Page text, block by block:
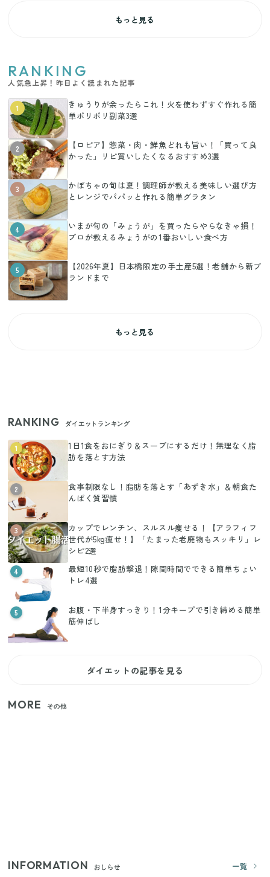
もっと見る
RANKING
人気急上昇！昨日よく読まれた記事
1
きゅうりが余ったらこれ！火を使わずすぐ作れる簡
単ポリポリ副菜3選
2
【ロピア】惣菜・肉・鮮魚どれも旨い！「買って良
かった」リピ買いしたくなるおすすめ3選
3
かぼちゃの旬は夏！調理師が教える美味しい選び方
とレンジでパパッと作れる簡単グラタン
4
いまが旬の「みょうが」を買ったらやらなきゃ損！
プロが教えるみょうがの1番おいしい食べ方
5
【2026年夏】日本橋限定の手土産5選！老舗から新ブ
ランドまで
もっと見る
RANKING ダイエットランキング
1
1日1食をおにぎり＆スープにするだけ！無理なく脂
肪を落とす方法
2
食事制限なし！脂肪を落とす「あずき水」＆朝食た
んぱく質習慣
3
カップでレンチン、スルスル痩せる！【アラフィフ
世代が5kg痩せ！】「たまった老廃物もスッキリ」レ
シピ2選
4
最短10秒で脂肪撃退！隙間時間でできる簡単ちょい
トレ4選
5
お腹・下半身すっきり！1分キープで引き締める簡単
筋伸ばし
ダイエットの記事を見る
MORE その他
INFORMATION おしらせ
一覧